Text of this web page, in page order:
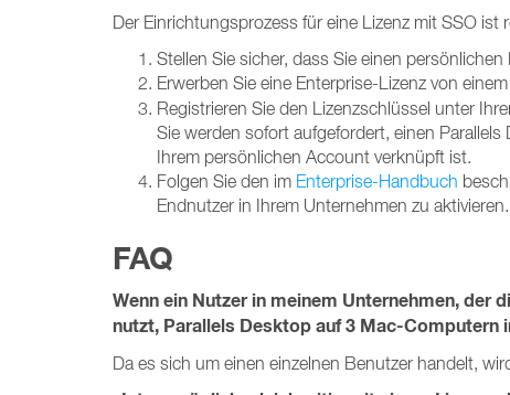
Der Einrichtungsprozess für eine Lizenz mit SSO ist
Stellen Sie sicher, dass Sie einen
Erwerben Sie eine Enterprise-Lizenz von
Registrieren Sie den Lizenzschlüssel unter
Sie werden sofort aufgefordert, einen
Ihrem persönlichen Account verknüpft ist.
Folgen Sie den im Enterprise-Handbuch
Endnutzer in Ihrem Unternehmen zu
FAQ
Wenn ein Nutzer in meinem Unternehmen, der
nutzt, Parallels Desktop auf 3 Mac-Computern
Da es sich um einen einzelnen Benutzer handelt,